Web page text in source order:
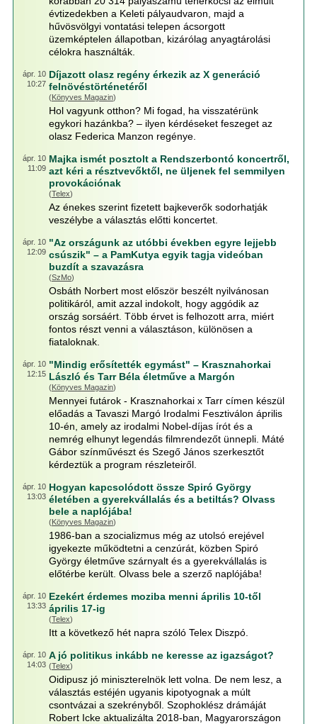
évtizedekben a Keleti pályaudvaron, majd a
hűvösvölgyi vontatási telepen ácsorgott
üzemképtelen állapotban, kizárólag anyagtárolási
célokra használták.
ápr. 10
10:27
Díjazott olasz regény érkezik az X generáció
felnövéstörténetéről
(Könyves Magazin)
Hol vagyunk otthon? Mi fogad, ha visszatérünk
egykori hazánkba? – ilyen kérdéseket feszeget az
olasz Federica Manzon regénye.
ápr. 10
11:09
Majka ismét posztolt a Rendszerbontó koncertről,
azt kéri a résztvevőktől, ne üljenek fel semmilyen
provokációnak
(Telex)
Az énekes szerint fizetett bajkeverők sodorhatják
veszélybe a választás előtti koncertet.
ápr. 10
12:09
"Az országunk az utóbbi években egyre lejjebb
csúszik" – a PamKutya egyik tagja videóban
buzdít a szavazásra
(SzMo)
Osbáth Norbert most először beszélt nyilvánosan
politikáról, amit azzal indokolt, hogy aggódik az
ország sorsáért. Több érvet is felhozott arra, miért
fontos részt venni a választáson, különösen a
fiataloknak.
ápr. 10
12:15
"Mindig erősítették egymást" – Krasznahorkai
László és Tarr Béla életműve a Margón
(Könyves Magazin)
Mennyei futárok - Krasznahorkai x Tarr címen készül
előadás a Tavaszi Margó Irodalmi Fesztiválon április
10-én, amely az irodalmi Nobel-díjas írót és a
nemrég elhunyt legendás filmrendezőt ünnepli. Máté
Gábor színművészt és Szegő János szerkesztőt
kérdeztük a program részleteiről.
ápr. 10
13:03
Hogyan kapcsolódott össze Spiró György
életében a gyerekvállalás és a betiltás? Olvass
bele a naplójába!
(Könyves Magazin)
1986-ban a szocializmus még az utolsó erejével
igyekezte működtetni a cenzúrát, közben Spiró
György életműve szárnyalt és a gyerekvállalás is
előtérbe került. Olvass bele a szerző naplójába!
ápr. 10
13:33
Ezekért érdemes moziba menni április 10-től
április 17-ig
(Telex)
Itt a következő hét napra szóló Telex Diszpó.
ápr. 10
14:03
A jó politikus inkább ne keresse az igazságot?
(Telex)
Oidipusz jó miniszterelnök lett volna. De nem lesz, a
választás estéjén ugyanis kipotyognak a múlt
csontvázai a szekrényből. Szophoklész drámáját
Robert Icke aktualizálta 2018-ban, Magyarországon